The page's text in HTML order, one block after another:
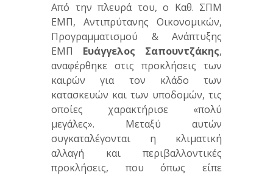
Από την πλευρά του, ο Καθ. ΣΠΜ
ΕΜΠ, Αντιπρύτανης Οικονομικών,
Προγραμματισμού & Ανάπτυξης
ΕΜΠ Ευάγγελος Σαπουντζάκης,
αναφέρθηκε στις προκλήσεις των
καιρών για τον κλάδο των
κατασκευών και των υποδομών, τις
οποίες χαρακτήρισε «πολύ
μεγάλες». Μεταξύ αυτών
συγκαταλέγονται η κλιματική
αλλαγή και περιβαλλοντικές
προκλήσεις, που όπως είπε